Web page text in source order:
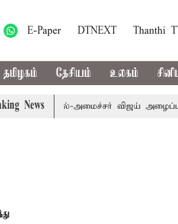
E-Paper DTNEXT Thanthi
தமிழகம் தேசியம் உலகம்
News
முதல்-அமைச்சர் விஜய் அழைப்பு